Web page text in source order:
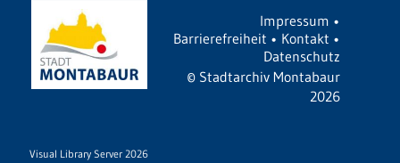
Impressum •
Barrierefreiheit • Kontakt •
Datenschutz
© Stadtarchiv Montabaur
2026
Visual Library Server 2026